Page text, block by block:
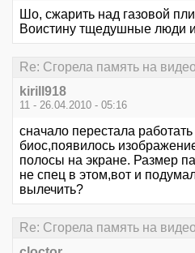
Шо, сжарить над газовой
Воистину тщедушные люди
Re: Сгорела память на
kirill918
11 - 26.04.2010 - 05:16
сначало перестала
биос,появилось
полосы на экране. Размер
не спец в этом,вот и
вылечить?
Re: Сгорела память на